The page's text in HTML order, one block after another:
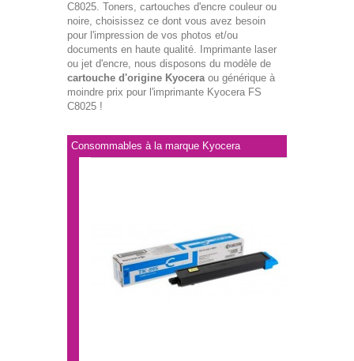
C8025. Toners, cartouches d'encre couleur ou
noire, choisissez ce dont vous avez besoin
pour l'impression de vos photos et/ou
documents en haute qualité. Imprimante laser
ou jet d'encre, nous disposons du modèle de
cartouche d'origine Kyoceraou générique à
moindre prix pour l'imprimante Kyocera FS
C8025 !
Consommables à la marque Kyocera